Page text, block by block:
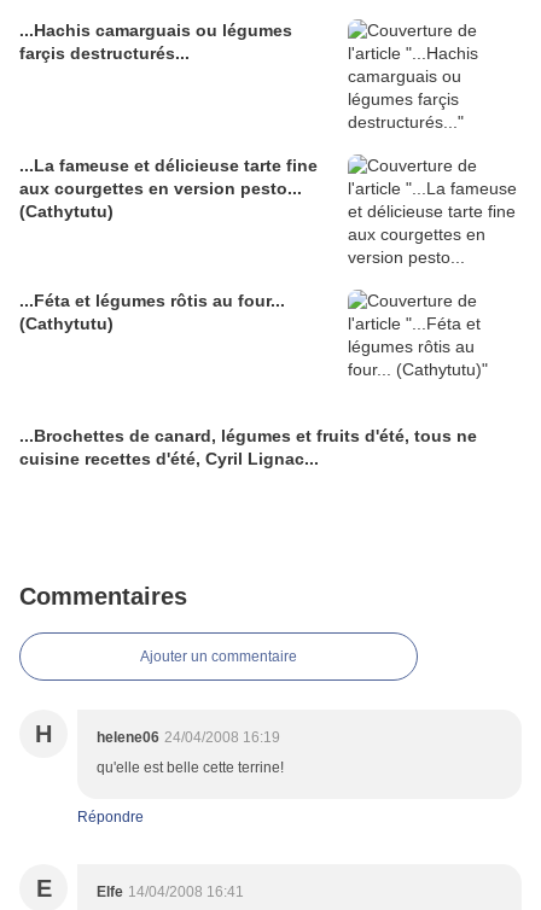
...Hachis camarguais ou légumes
farçis destructurés...
...La fameuse et délicieuse tarte fine
aux courgettes en version pesto...
(Cathytutu)
...Féta et légumes rôtis au four...
(Cathytutu)
...Brochettes de canard, légumes et fruits d'été, tous ne
cuisine recettes d'été, Cyril Lignac...
Commentaires
Ajouter un commentaire
H helene06 24/04/2008 16:19
qu'elle est belle cette terrine!
Répondre
E Elfe 14/04/2008 16:41